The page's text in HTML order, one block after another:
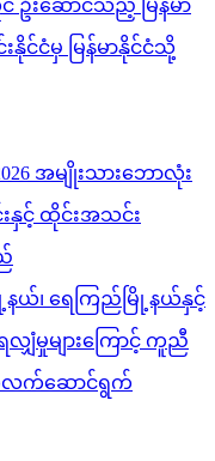
ယ်၊ ရေကြည်မြို့နယ်နှင့်
ျှံမှုများကြောင့် ကူညီ
လက်ဆောင်ရွက်